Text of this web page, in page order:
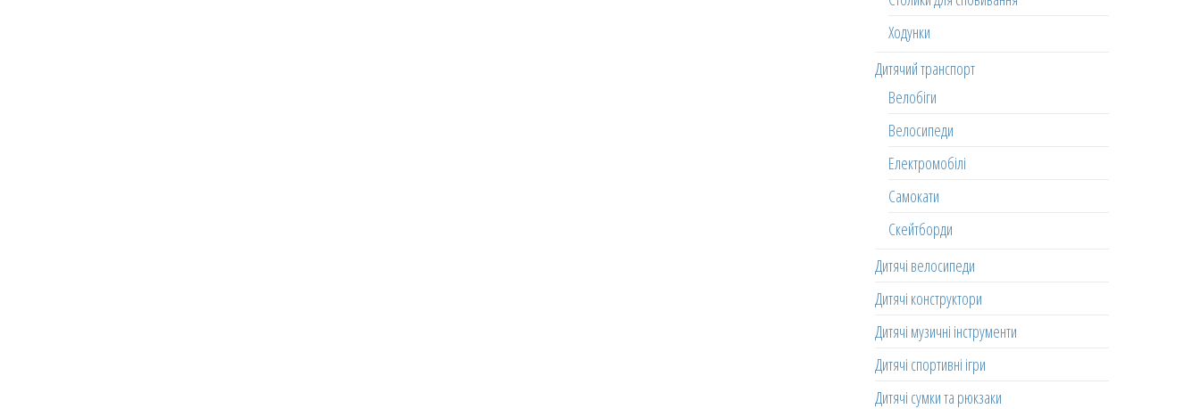
Ходунки
Дитячий транспорт
Велобіги
Велосипеди
Електромобілі
Самокати
Скейтборди
Дитячі велосипеди
Дитячі конструктори
Дитячі музичні інструменти
Дитячі спортивні ігри
Дитячі сумки та рюкзаки